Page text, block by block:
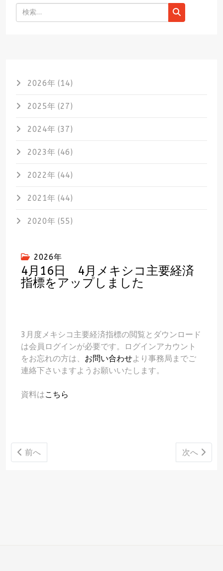
検索
2026年 (14)
2025年 (27)
2024年 (37)
2023年 (46)
2022年 (44)
2021年 (44)
2020年 (55)
2026年
4月16日 4月メキシコ主要経済
指標をアップしました
3月度メキシコ主要経済指標の閲覧とダウンロード
は会員ログインが必要です。ログインアカウント
をお忘れの方は、 お問い合わせより事務局までご
連絡下さいますようお願いいたします。
資料はこちら
前の記事へ: 05月12日 5月治安情勢メモをアップしまし
前へ 次の記事
次へ